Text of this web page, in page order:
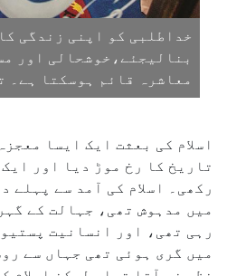
خداطلبی کو اپنی زندگی
بنالیجئے،خوشحالی اور
معاشرہ قائم ہوسکتا ہے۔
اسلام کی بعثت ایک ایسا
تاریخ کا رخ موڑ دیا اور
رکھی۔ اسلام کی آمد سے پہلے
میں مدہوش تھی، جہالت کے
رہی تھی، اور انسانیت
میں گری ہوئی تھی جہاں سے